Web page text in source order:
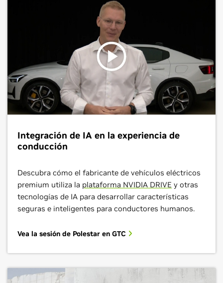
Integración de IA en la experiencia de
conducción
Descubra cómo el fabricante de vehículos eléctricos
premium utiliza la plataforma NVIDIA DRIVE y otras
tecnologías de IA para desarrollar características
seguras e inteligentes para conductores humanos.
Vea la sesión de Polestar en GTC